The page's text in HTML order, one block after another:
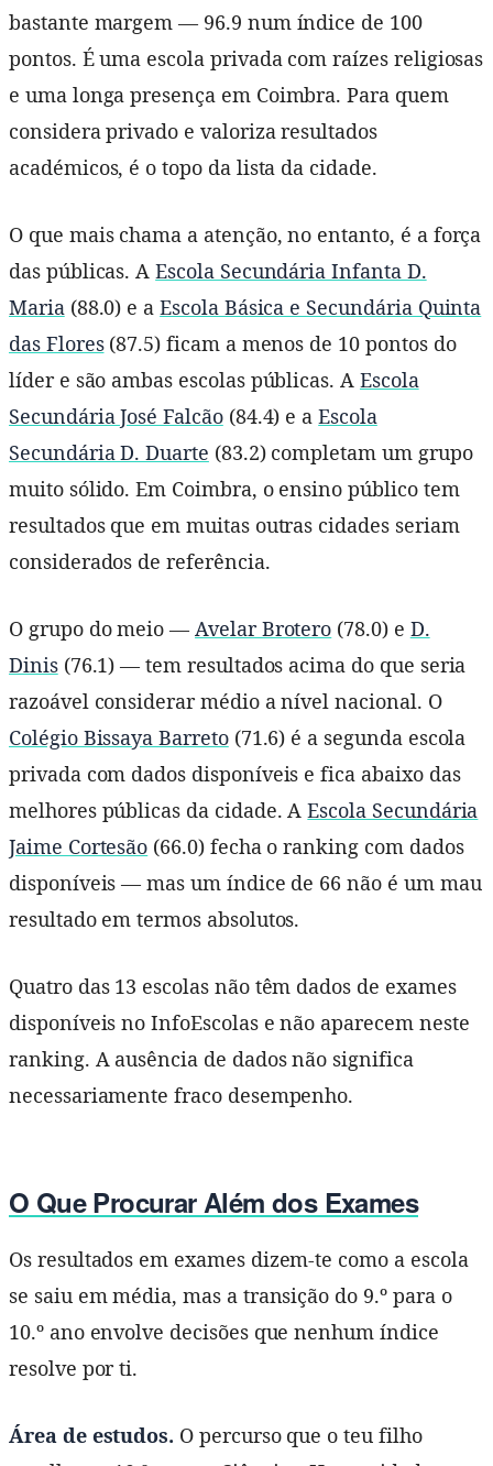
bastante margem — 96.9 num índice de 100
pontos. É uma escola privada com raízes religiosas
e uma longa presença em Coimbra. Para quem
considera privado e valoriza resultados
académicos, é o topo da lista da cidade.
O que mais chama a atenção, no entanto, é a força
das públicas. AEscola Secundária Infanta D.
Maria (88.0) e aEscola Básica e Secundária Quinta
das Flores(87.5) ficam a menos de 10 pontos do
líder e são ambas escolas públicas. A Escola
Secundária José Falcão(84.4) e aEscola
Secundária D. Duarte (83.2) completam um grupo
muito sólido. Em Coimbra, o ensino público tem
resultados que em muitas outras cidades seriam
considerados de referência.
O grupo do meio — Avelar Brotero (78.0) e D.
Dinis(76.1) — tem resultados acima do que seria
razoável considerar médio a nível nacional. O
Colégio Bissaya Barreto(71.6) é a segunda escola
privada com dados disponíveis e fica abaixo das
melhores públicas da cidade. AEscola Secundária
Jaime Cortesão (66.0) fecha o ranking com dados
disponíveis — mas um índice de 66 não é um mau
resultado em termos absolutos.
Quatro das 13 escolas não têm dados de exames
disponíveis no InfoEscolas e não aparecem neste
ranking. A ausência de dados não significa
necessariamente fraco desempenho.
O Que Procurar Além dos Exames
Os resultados em exames dizem-te como a escola
se saiu em média, mas a transição do 9.º para o
10.º ano envolve decisões que nenhum índice
resolve por ti.
Área de estudos. O percurso que o teu filho